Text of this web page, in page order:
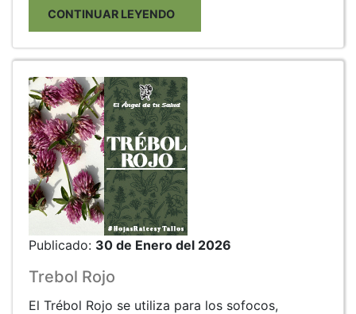
CONTINUAR LEYENDO
Publicado: 30 de Enero del 2026
Trebol Rojo
El Trébol Rojo se utiliza para los sofocos,